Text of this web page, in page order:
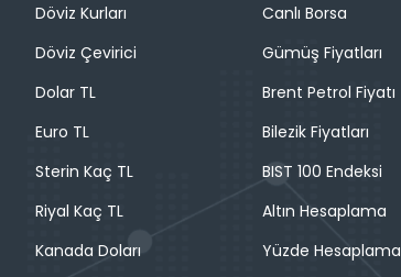
Döviz Kurları
Döviz Çevirici
Dolar TL
Euro TL
Sterin Kaç TL
Riyal Kaç TL
Kanada Doları
Canlı Borsa
Gümüş Fiyatları
Brent Petrol Fiyatı
Bilezik Fiyatları
BIST 100 Endeksi
Altın Hesaplama
Yüzde Hesaplama